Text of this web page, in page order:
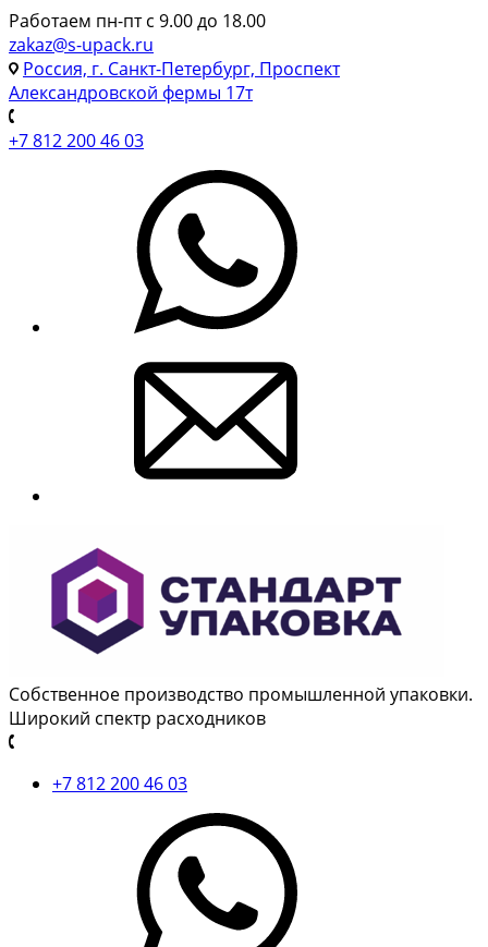
Работаем пн-пт с 9.00 до 18.00
zakaz@s-upack.ru
Россия, г. Санкт-Петербург, Проспект
Александровской фермы 17т
+7 812 200 46 03
Собственное производство промышленной упаковки.
Широкий спектр расходников
+7 812 200 46 03